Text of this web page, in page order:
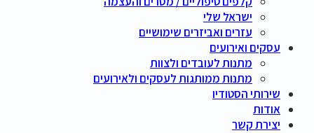
ישראל שלי
עזרים ואביזרים שימושיים
עסקים ואירועים
מתנות לעובדים ולצוות
מתנות ממותגות לעסקים ולאירועים
שירותי הסטודיו
אודות
יצירת קשר